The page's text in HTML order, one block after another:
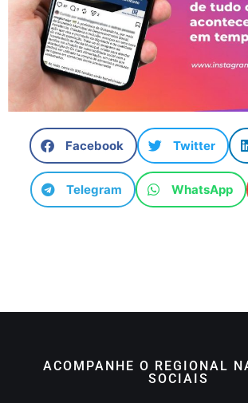
Facebook Twitter
Telegram WhatsApp
ACOMPANHE O REGIONAL
SOCIAIS